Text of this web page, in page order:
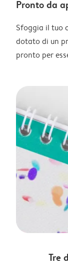
Pronto da
Sfoggia il tuo
dotato di un
pronto per
Tre